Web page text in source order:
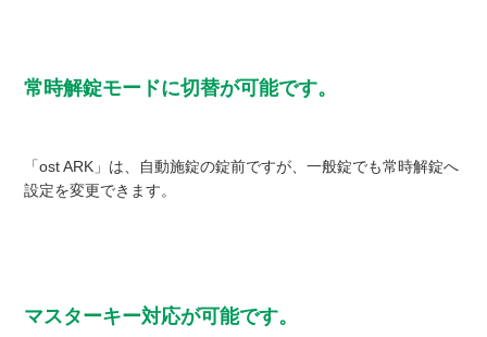
常時解錠モードに切替が可能です。
「ost ARK」は、自動施錠の錠前ですが、一般錠でも常時解錠へ
設定を変更できます。
マスターキー対応が可能です。